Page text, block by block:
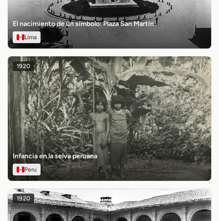
El nacimiento de un símbolo: Plaza San Martín
Lima
1920
Infancia en la selva peruana
Peru
1920